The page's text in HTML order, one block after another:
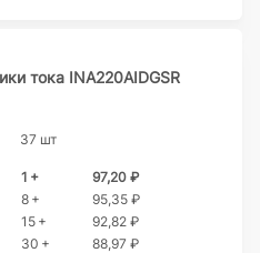
тока INA220AIDGSR
37 шт
1 +
97,20 ₽
8 +
95,35 ₽
15 +
92,82 ₽
30 +
88,97 ₽